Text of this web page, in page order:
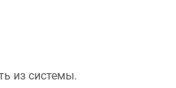
из системы.